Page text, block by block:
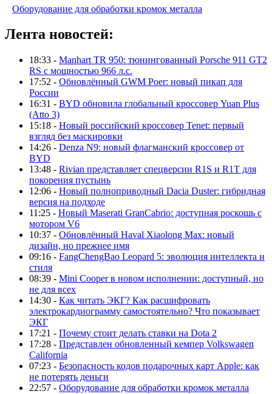
Оборудование для обработки кромок металла
Лента новостей:
18:33 - Manhart TR 950: тюнингованный Porsche 911 GT2
RS с мощностью 966 л.с.
17:52 - Обновлённый GWM Poer: новый пикап для
России
16:31 - BYD обновила глобальный кроссовер Yuan Plus
(Atto 3)
15:18 - Новый российский кроссовер Tenet: первый
взгляд без маскировки
14:26 - Denza N9: новый флагманский кроссовер от
BYD
13:48 - Rivian представляет спецверсии R1S и R1T для
покорения пустынь
12:06 - Новый полноприводный Dacia Duster: гибридная
версия на подходе
11:25 - Новый Maserati GranCabrio: доступная роскошь с
мотором V6
10:37 - Обновлённый Haval Xiaolong Max: новый
дизайн, но прежнее имя
09:16 - FangChengBao Leopard 5: эволюция интеллекта и
стиля
08:39 - Mini Cooper в новом исполнении: доступный, но
не для всех
14:30 - Как читать ЭКГ? Как расшифровать
электрокардиограмму самостоятельно? Что показывает
ЭКГ
17:21 - Почему стоит делать ставки на Dota 2
17:28 - Представлен обновленный кемпер Volkswagen
California
07:23 - Безопасность кодов подарочных карт Apple: как
не потерять деньги
22:57 - Оборудование для обработки кромок металла